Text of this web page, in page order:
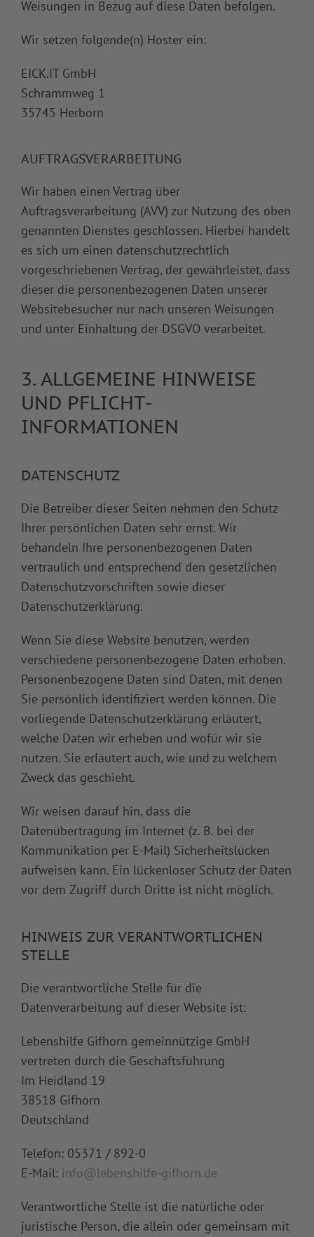
Weisungen in Bezug auf diese Daten befolgen.
Wir setzen folgende(n) Hoster ein:
EICK.IT GmbH
Schrammweg 1
35745 Herborn
AUFTRAGSVERARBEITUNG
Wir haben einen Vertrag über
Auftragsverarbeitung (AVV) zur Nutzung des oben
genannten Dienstes geschlossen. Hierbei handelt
es sich um einen datenschutzrechtlich
vorgeschriebenen Vertrag, der gewährleistet, dass
dieser die personenbezogenen Daten unserer
Websitebesucher nur nach unseren Weisungen
und unter Einhaltung der DSGVO verarbeitet.
3. ALLGEMEINE HINWEISE
UND PFLICHT­
INFORMATIONEN
DATENSCHUTZ
Die Betreiber dieser Seiten nehmen den Schutz
Ihrer persönlichen Daten sehr ernst. Wir
behandeln Ihre personenbezogenen Daten
vertraulich und entsprechend den gesetzlichen
Datenschutzvorschriften sowie dieser
Datenschutzerklärung.
Wenn Sie diese Website benutzen, werden
verschiedene personenbezogene Daten erhoben.
Personenbezogene Daten sind Daten, mit denen
Sie persönlich identifiziert werden können. Die
vorliegende Datenschutzerklärung erläutert,
welche Daten wir erheben und wofür wir sie
nutzen. Sie erläutert auch, wie und zu welchem
Zweck das geschieht.
Wir weisen darauf hin, dass die
Datenübertragung im Internet (z. B. bei der
Kommunikation per E-Mail) Sicherheitslücken
aufweisen kann. Ein lückenloser Schutz der Daten
vor dem Zugriff durch Dritte ist nicht möglich.
HINWEIS ZUR VERANTWORTLICHEN
STELLE
Die verantwortliche Stelle für die
Datenverarbeitung auf dieser Website ist:
Lebenshilfe Gifhorn gemeinnützige GmbH
vertreten durch die Geschäftsführung
Im Heidland 19
38518 Gifhorn
Deutschland
Telefon: 05371 / 892-0
E-Mail: info@lebenshilfe-gifhorn.de
Verantwortliche Stelle ist die natürliche oder
juristische Person, die allein oder gemeinsam mit